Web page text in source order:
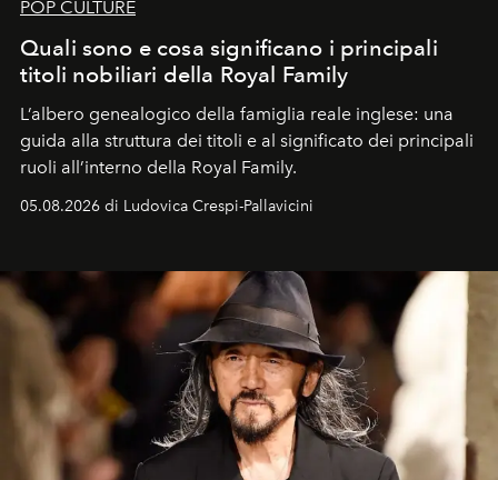
POP CULTURE
Quali sono e cosa significano i principali
titoli nobiliari della Royal Family
L’albero genealogico della famiglia reale inglese: una
guida alla struttura dei titoli e al significato dei principali
ruoli all’interno della Royal Family.
05.08.2026 di Ludovica Crespi-Pallavicini